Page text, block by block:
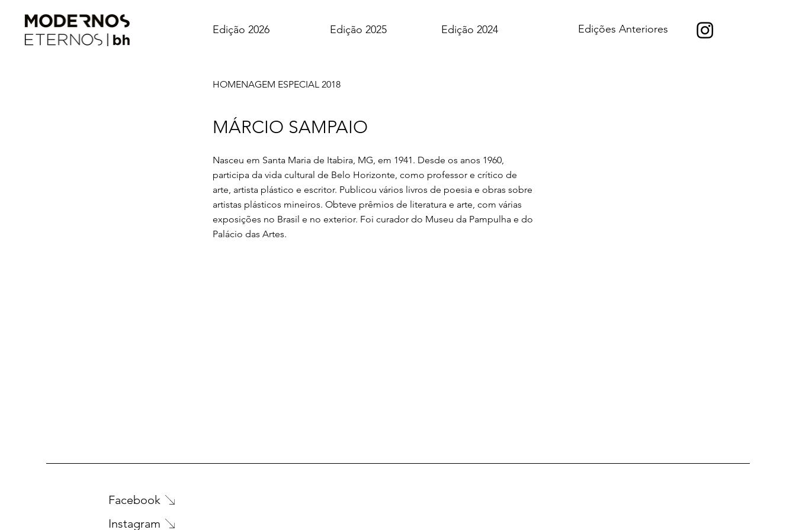
Edição 2026 Edição 2025 Edição 2024 Edições Anteriores
HOMENAGEM ESPECIAL 2018
MÁRCIO SAMPAIO
Nasceu em Santa Maria de Itabira, MG, em 1941. Desde os anos 1960,
participa da vida cultural de Belo Horizonte, como professor e crítico de
arte, artista plástico e escritor. Publicou vários livros de poesia e obras sobre
artistas plásticos mineiros. Obteve prêmios de literatura e arte, com várias
exposições no Brasil e no exterior. Foi curador do Museu da Pampulha e do
Palácio das Artes.
Facebook
Instagram